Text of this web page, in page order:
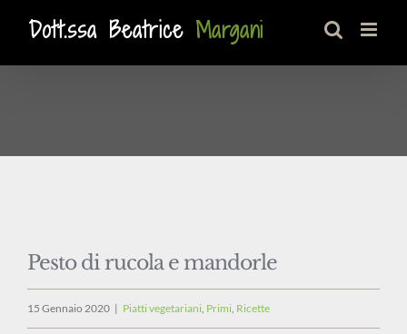
contenuto
Pesto di rucola e mandorle
15 Gennaio 2020 | Piatti vegetariani, Primi, Ricette